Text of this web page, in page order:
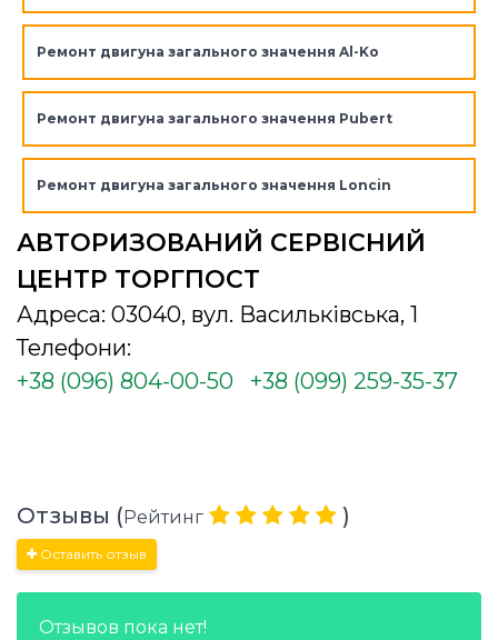
Ремонт двигуна загального значення Al-Ko
Ремонт двигуна загального значення Pubert
Ремонт двигуна загального значення Loncin
АВТОРИЗОВАНИЙ СЕРВІСНИЙ
ЦЕНТР ТОРГПОСТ
Адреса: 03040, вул. Васильківська, 1
Телефони:
+38 (096) 804-00-50
+38 (099) 259-35-37
Отзывы (Рейтинг )
Оставить отзыв
Отзывов пока нет!